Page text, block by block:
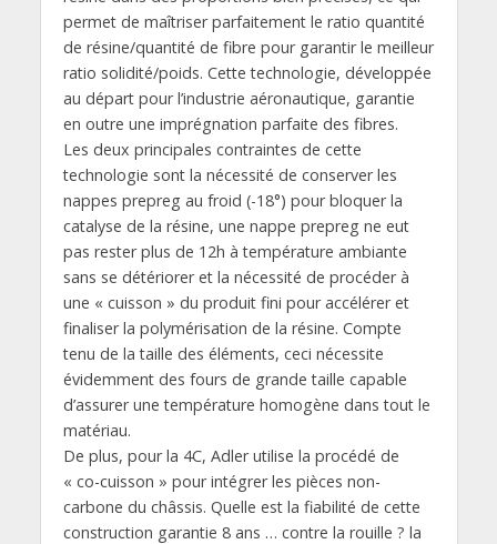
permet de maîtriser parfaitement le ratio quantité
de résine/quantité de fibre pour garantir le meilleur
ratio solidité/poids. Cette technologie, développée
au départ pour l’industrie aéronautique, garantie
en outre une imprégnation parfaite des fibres.
Les deux principales contraintes de cette
technologie sont la nécessité de conserver les
nappes prepreg au froid (-18°) pour bloquer la
catalyse de la résine, une nappe prepreg ne eut
pas rester plus de 12h à température ambiante
sans se détériorer et la nécessité de procéder à
une « cuisson » du produit fini pour accélérer et
finaliser la polymérisation de la résine. Compte
tenu de la taille des éléments, ceci nécessite
évidemment des fours de grande taille capable
d’assurer une température homogène dans tout le
matériau.
De plus, pour la 4C, Adler utilise la procédé de
« co-cuisson » pour intégrer les pièces non-
carbone du châssis. Quelle est la fiabilité de cette
construction garantie 8 ans … contre la rouille ? la